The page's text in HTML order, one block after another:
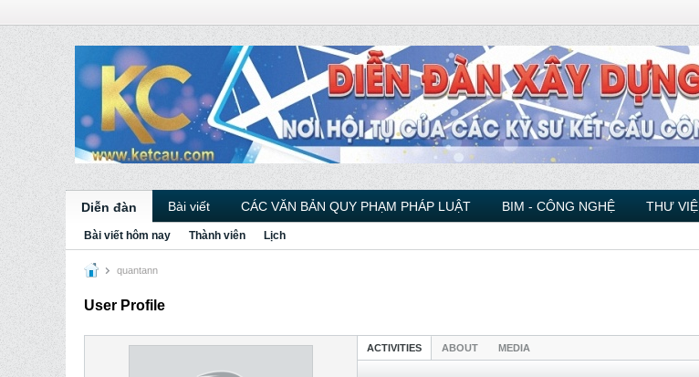
Diễn đàn Bài viết CÁC VĂN BẢN QUY PHẠM PHÁP LUẬT BIM - CÔNG NGHỆ THƯ
Bài viết hôm nay Thành viên Lịch
quantann
User Profile
ACTIVITIES ABOUT MEDIA